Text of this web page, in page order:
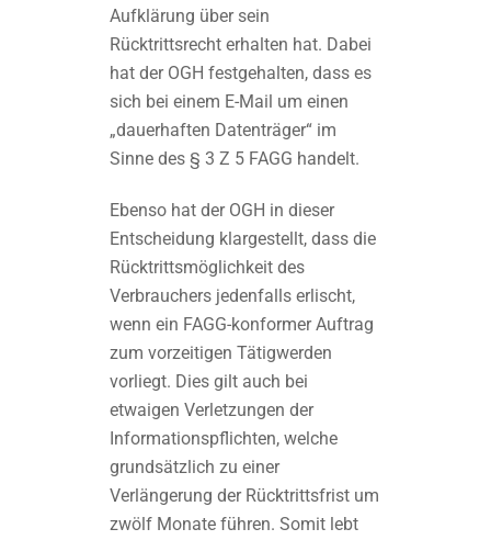
Aufklärung über sein
Rücktrittsrecht erhalten hat. Dabei
hat der OGH festgehalten, dass es
sich bei einem E-Mail um einen
„dauerhaften Datenträger“ im
Sinne des § 3 Z 5 FAGG handelt.
Ebenso hat der OGH in dieser
Entscheidung klargestellt, dass die
Rücktrittsmöglichkeit des
Verbrauchers jedenfalls erlischt,
wenn ein FAGG-konformer Auftrag
zum vorzeitigen Tätigwerden
vorliegt. Dies gilt auch bei
etwaigen Verletzungen der
Informationspflichten, welche
grundsätzlich zu einer
Verlängerung der Rücktrittsfrist um
zwölf Monate führen. Somit lebt